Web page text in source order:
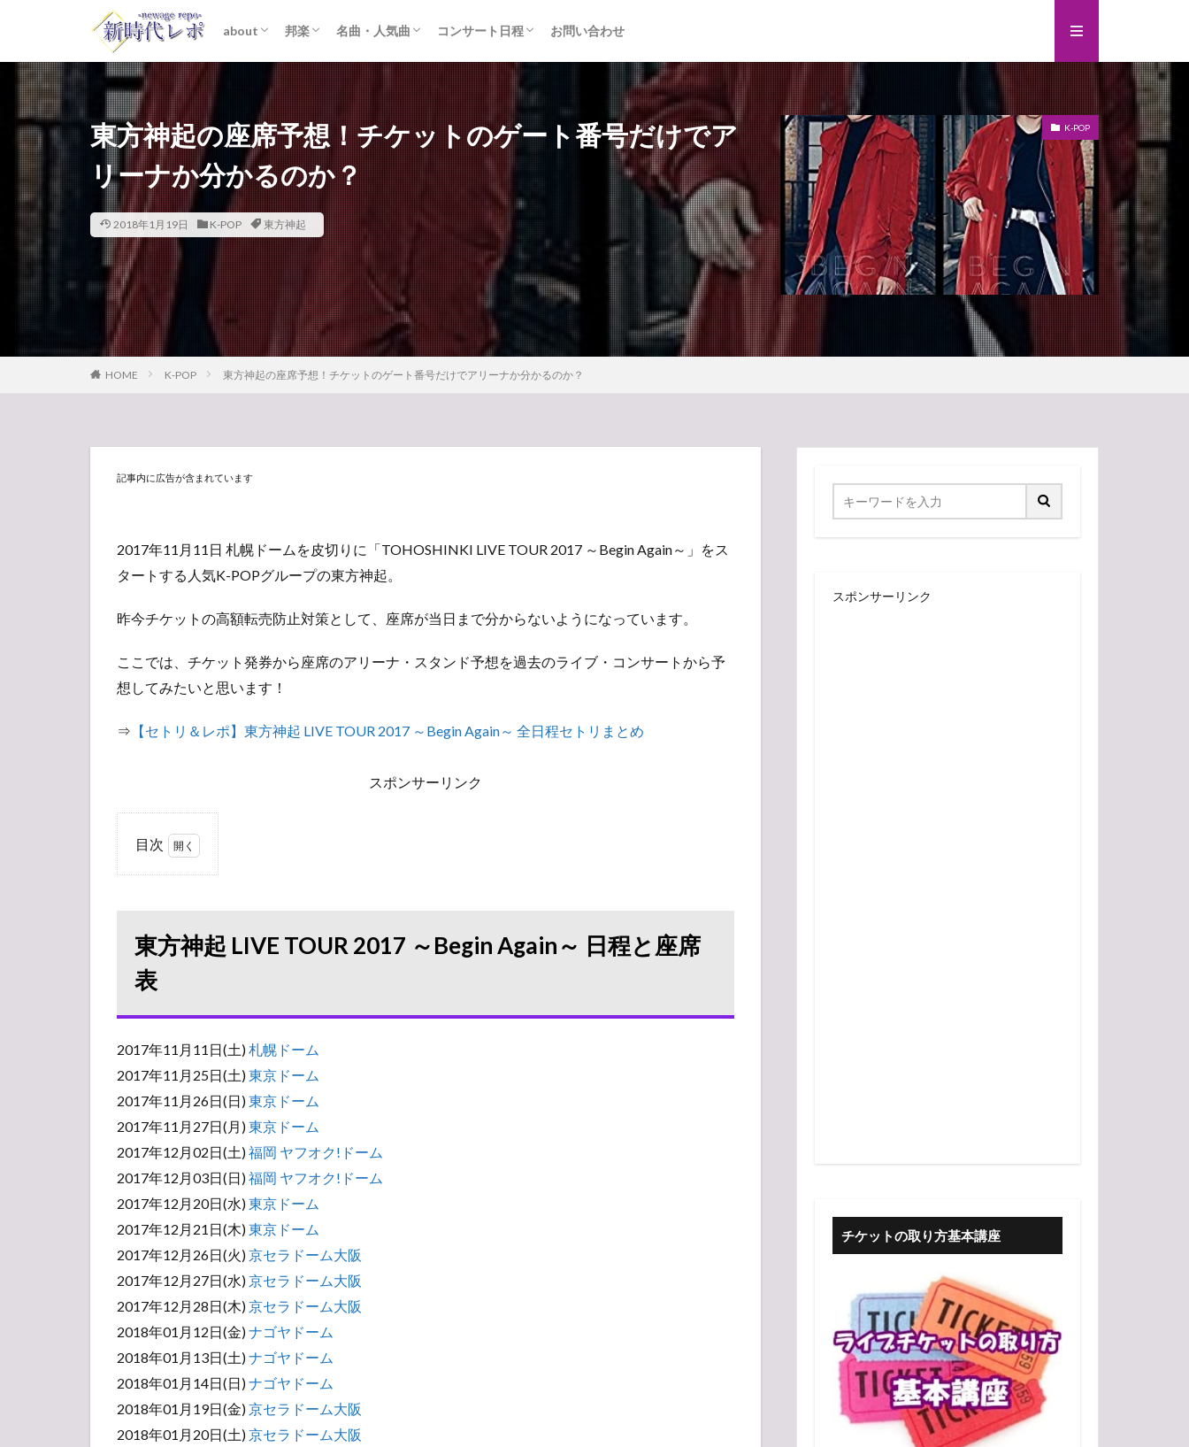
about
ライター紹介
プライバシーポリシー
免責事項
邦楽
STARTO ENTERTAINMENT (旧ジャニーズ)
女性アイドル
K-POP
洋楽
名曲・人気曲
おすすめアルバム
歌詞考察
コンサート日程
セトリ・まとめ
ライブレポ
カード枠
お問い合わせ
東方神起の座席予想！チケットのゲート番号だけでア
リーナか分かるのか？
2018年1月19日 K-POP 東方神起
K-POP
HOME K-POP 東方神起の座席予想！チケットのゲート番号だけでアリーナか分かるのか？
記事内に広告が含まれています
2017年11月11日 札幌ドームを皮切りに「TOHOSHINKI LIVE TOUR 2017 ～Begin Again～」をス
タートする人気K-POPグループの東方神起。
昨今チケットの高額転売防止対策として、座席が当日まで分からないようになっています。
ここでは、チケット発券から座席のアリーナ・スタンド予想を過去のライブ・コンサートから予
想してみたいと思います！
⇒ 【セトリ＆レポ】東方神起 LIVE TOUR 2017 ～Begin Again～ 全日程セトリまとめ
スポンサーリンク
目次
TOUR
～
Again
程と
座席
表
2
東
神
起
席
発
券
場
東方
神起
会場
別座
席予
東方神起 LIVE TOUR 2017 ～Begin Again～ 日程と座席
表
2017年11月11日(土)札幌ドーム
2017年11月25日(土)東京ドーム
2017年11月26日(日)東京ドーム
2017年11月27日(月)東京ドーム
2017年12月02日(土)福岡 ヤフオク!ドーム
2017年12月03日(日)福岡 ヤフオク!ドーム
2017年12月20日(水)東京ドーム
2017年12月21日(木)東京ドーム
2017年12月26日(火)京セラドーム大阪
2017年12月27日(水)京セラドーム大阪
2017年12月28日(木)京セラドーム大阪
2018年01月12日(金)ナゴヤドーム
2018年01月13日(土)ナゴヤドーム
2018年01月14日(日)ナゴヤドーム
2018年01月19日(金)京セラドーム大阪
2018年01月20日(土)京セラドーム大阪
スポンサーリンク
チケットの取り方基本講座